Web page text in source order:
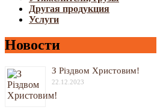
Другая продукция
Услуги
Новости
З Різдвом Христовим!
22.12.2023